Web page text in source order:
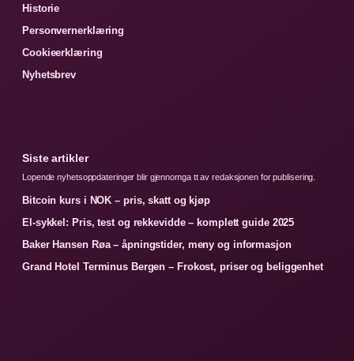
Historie
Personvernerklæring
Cookieerklæring
Nyhetsbrev
Siste artikler
Lopende nyhetsoppdateringer blir gjennomga tt av redaksjonen for publisering.
Bitcoin kurs i NOK – pris, skatt og kjøp
El-sykkel: Pris, test og rekkevidde – komplett guide 2025
Baker Hansen Røa – åpningstider, meny og informasjon
Grand Hotel Terminus Bergen – Frokost, priser og beliggenhet